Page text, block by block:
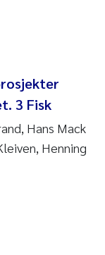
3 Fisk
Hans Mack
Henning